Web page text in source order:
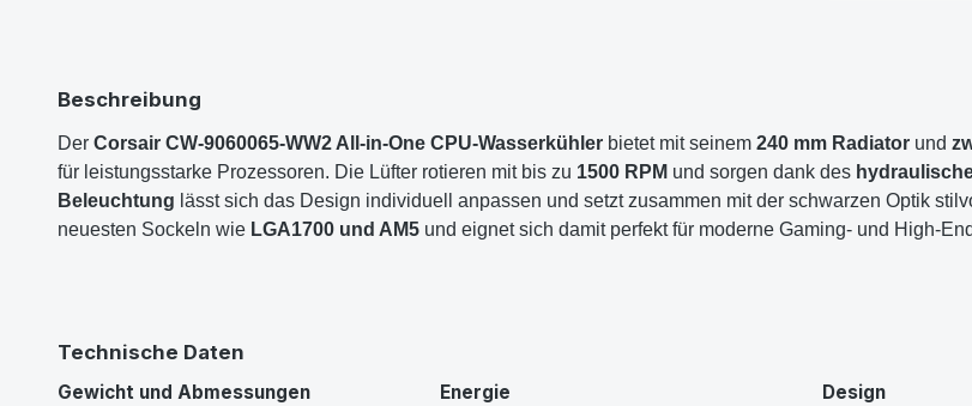
Beschreibung
Der Corsair CW-9060065-WW2 All-in-One CPU-Wasserkühler bietet mit seinem 240 mm Radiator und
für leistungsstarke Prozessoren. Die Lüfter rotieren mit bis zu 1500 RPM und sorgen dank des
Beleuchtung lässt sich das Design individuell anpassen und setzt zusammen mit der schwarzen Optik
neuesten Sockeln wie LGA1700 und AM5 und eignet sich damit perfekt für moderne Gaming- und High-
Technische Daten
Gewicht und Abmessungen Energie Design